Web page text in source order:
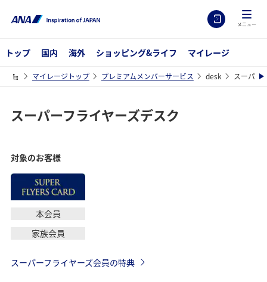
メニュー
トップ 国内 海外 ショッピング&ライフ マイレージ
マイレージトップ プレミアムメンバーサービス desk スーパー
スーパーフライヤーズデスク
対象のお客様
本会員
家族会員
スーパーフライヤーズ会員の特典